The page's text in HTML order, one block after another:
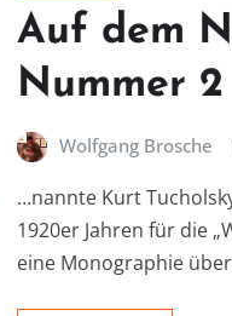
Auf dem
Nummer 2
Wolfgang Brosche
…nannte Kurt
1920er Jahren für die
eine Monographie